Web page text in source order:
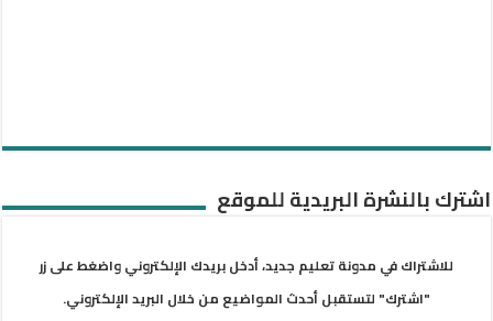
اشترك بالنشرة البريدية للموقع
للاشتراك في مدونة تعليم جديد، أدخل بريدك الإلكتروني واضغط على زر
"اشترك" لتستقبل أحدث المواضيع من خلال البريد الإلكتروني.